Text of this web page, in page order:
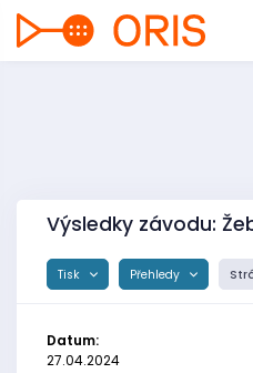
Výsledky závodu:
Tisk Přehledy
Datum:
27.04.2024